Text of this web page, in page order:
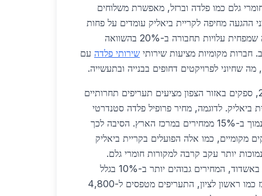
גלם כמו פלדה וברזל, מאפשרת משלוחים
ויעילים. ב-2026, זמני ההגעה מחיפה לקריית ביאליק עומדים על פחות
משעה בכביש 22 המהיר, מה שמפחית עלויות תחבורה ב-20% בהשוואה
חברות מקומיות מציעות שירותי שירותי פלדה עם
מבחינת מחירים, בשנת 2026, ספקים באזור הצפון מציעים תעריפים תחרותיים
ביאליק. לדוגמה, מחיר פרופיל פלדה סטנדרטי
עומד על 4,200 ש"ח לטון, נמוך ב-15% ממחירים במרכז הארץ. הסיבה לכך
מקומיים, כמו אלה הפועלים בקריית ביאליק
יותר עקב קרבה למקורות חומרי גלם.
בהשוואה ארצית, בדרום כמו באשדוד, המחירים גבוהים יותר ב-10% בגלל
מרחקי הובלה ארוכים, ובמרכז כמו ראשון לציון, התעריפים מטפסים ל-4,800